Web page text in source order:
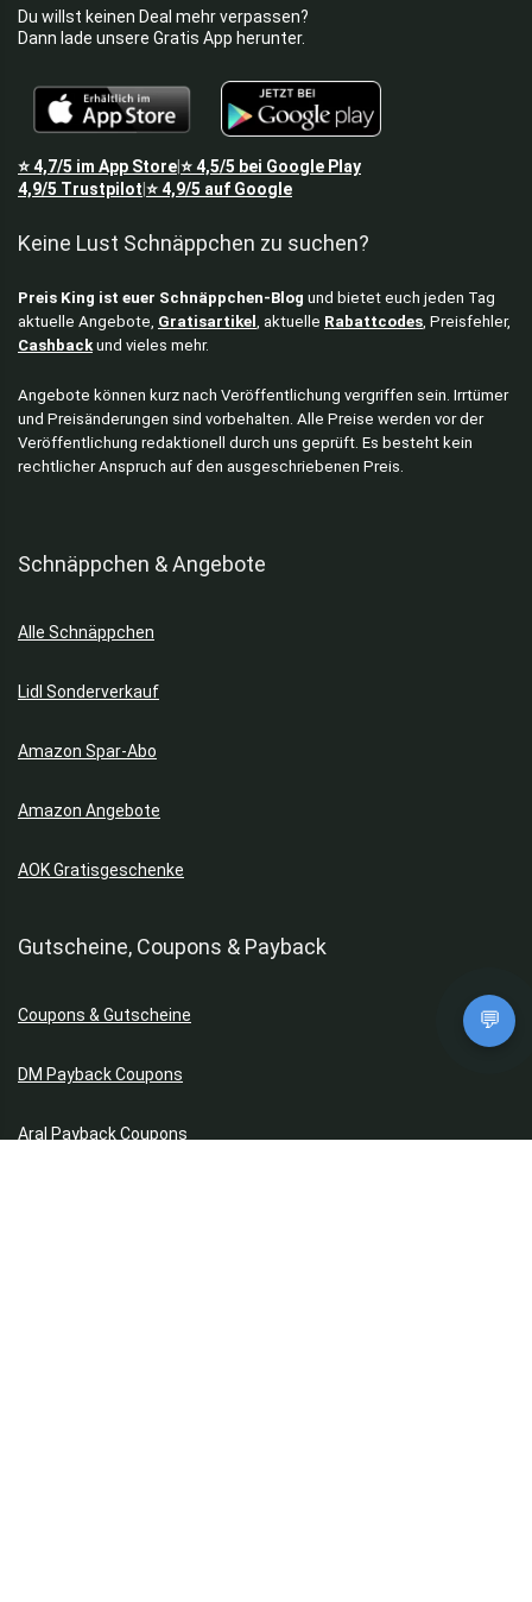
Du willst keinen Deal mehr verpassen?
Dann lade unsere Gratis App herunter.
⭐4,7/5 im App Store⭐4,5/5 bei Google Play
4,9/5 Trustpilot ⭐4,9/5 auf Google
Keine Lust Schnäppchen zu suchen?
Preis King ist euer Schnäppchen-Blog und bietet euch jeden Tag
aktuelle Angebote, Gratisartikel , aktuelle Rabattcodes , Preisfehler,
Cashback und vieles mehr.
Angebote können kurz nach Veröffentlichung vergriffen sein. Irrtümer
und Preisänderungen sind vorbehalten. Alle Preise werden vor der
Veröffentlichung redaktionell durch uns geprüft. Es besteht kein
rechtlicher Anspruch auf den ausgeschriebenen Preis.
Schnäppchen & Angebote
Alle Schnäppchen
Lidl Sonderverkauf
Amazon Spar-Abo
Amazon Angebote
AOK Gratisgeschenke
Gutscheine, Coupons & Payback
Coupons & Gutscheine
DM Payback Coupons
Aral Payback Coupons
💬